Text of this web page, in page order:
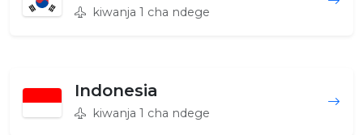
kiwanja 1 cha ndege
Indonesia
kiwanja 1 cha ndege